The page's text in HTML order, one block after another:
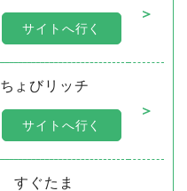
＞
サイトへ行く
ちょびリッチ
＞
サイトへ行く
すぐたま